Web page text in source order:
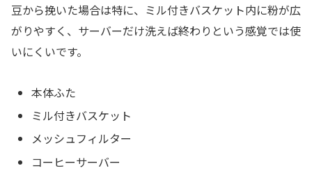
豆から挽いた場合は特に、ミル付きバスケット内に粉が広
がりやすく、サーバーだけ洗えば終わりという感覚では使
いにくいです。
本体ふた
ミル付きバスケット
メッシュフィルター
コーヒーサーバー